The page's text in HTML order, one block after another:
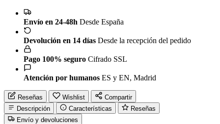
Envío en 24-48h Desde España
Devolución en 14 días Desde la recepción del pedido
Pago 100% seguro Cifrado SSL
Atención por humanos ES y EN, Madrid
Reseñas Wishlist
Compartir
Descripción
Características
Reseñas
Envío y devoluciones